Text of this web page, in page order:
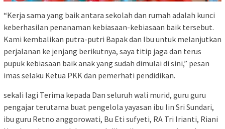
“Kerja sama yang baik antara sekolah dan rumah adalah kunci
keberhasilan penanaman kebiasaan-kebiasaan baik tersebut.
Kami kembalikan putra-putri Bapak dan Ibu untuk melanjutkan
perjalanan ke jenjang berikutnya, saya titip jaga dan terus
pupuk kebiasaan baik anak yang sudah dimulai di sini,” pesan
imas selaku Ketua PKK dan pemerhati pendidikan.
sekali lagi Terima kepada Dan seluruh wali murid, guru guru
pengajar terutama buat pengelola yayasan ibu Iin Sri Sundari,
ibu guru Retno anggorowati, Bu Eti sufyeti, RA Tri Irianti, Riani